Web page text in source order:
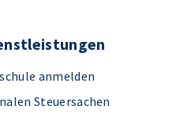
anmelden
Steuersachen